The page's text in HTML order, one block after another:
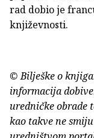
rad dobio je
književnosti.
© Bilješke o
informacija
uredničke obrade
kao takve ne